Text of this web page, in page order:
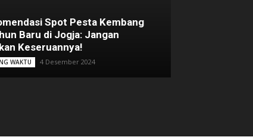
Spot Pesta Kembang
Baru di Jogja: Jangan
Keseruannya!
WAKTU 4 Desember 2024